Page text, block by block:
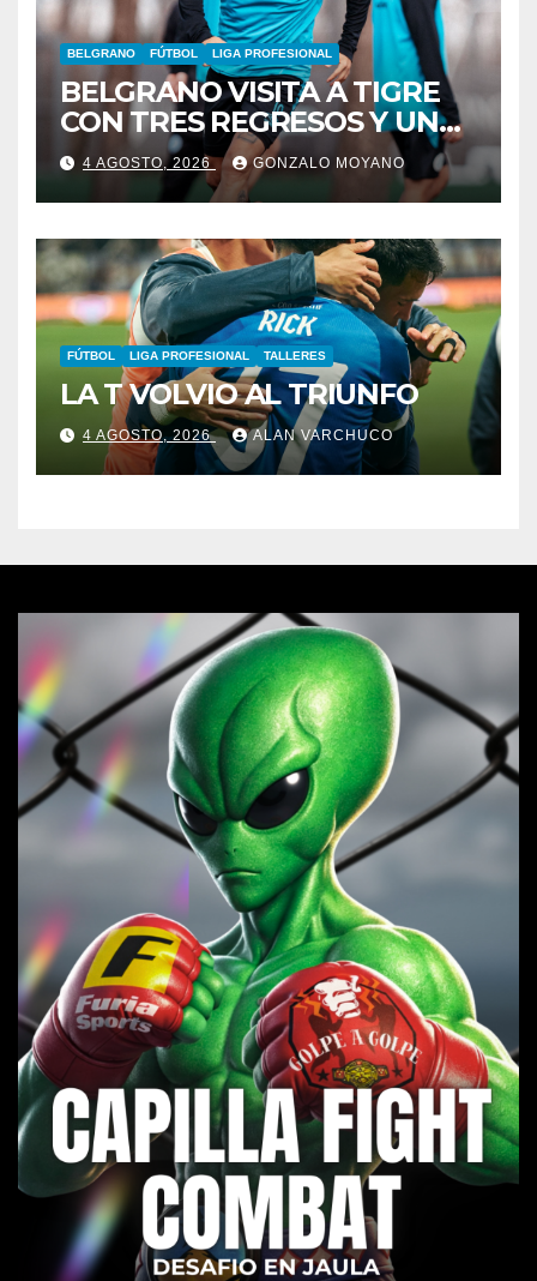
BELGRANO FÚTBOL LIGA PROFESIONAL
BELGRANO VISITA A TIGRE
CON TRES REGRESOS Y UNA
BAJA OBLIGADA
4 AGOSTO, 2026 GONZALO MOYANO
FÚTBOL LIGA PROFESIONAL TALLERES
LA T VOLVIO AL TRIUNFO
4 AGOSTO, 2026 ALAN VARCHUCO